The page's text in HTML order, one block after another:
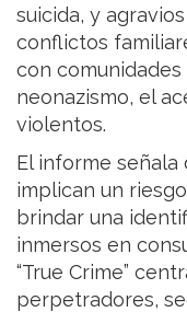
suicida, y
conflictos
con
neonazismo, el
violentos.
El informe señala
implican un
brindar una
inmersos en
“True Crime”
perpetradores,